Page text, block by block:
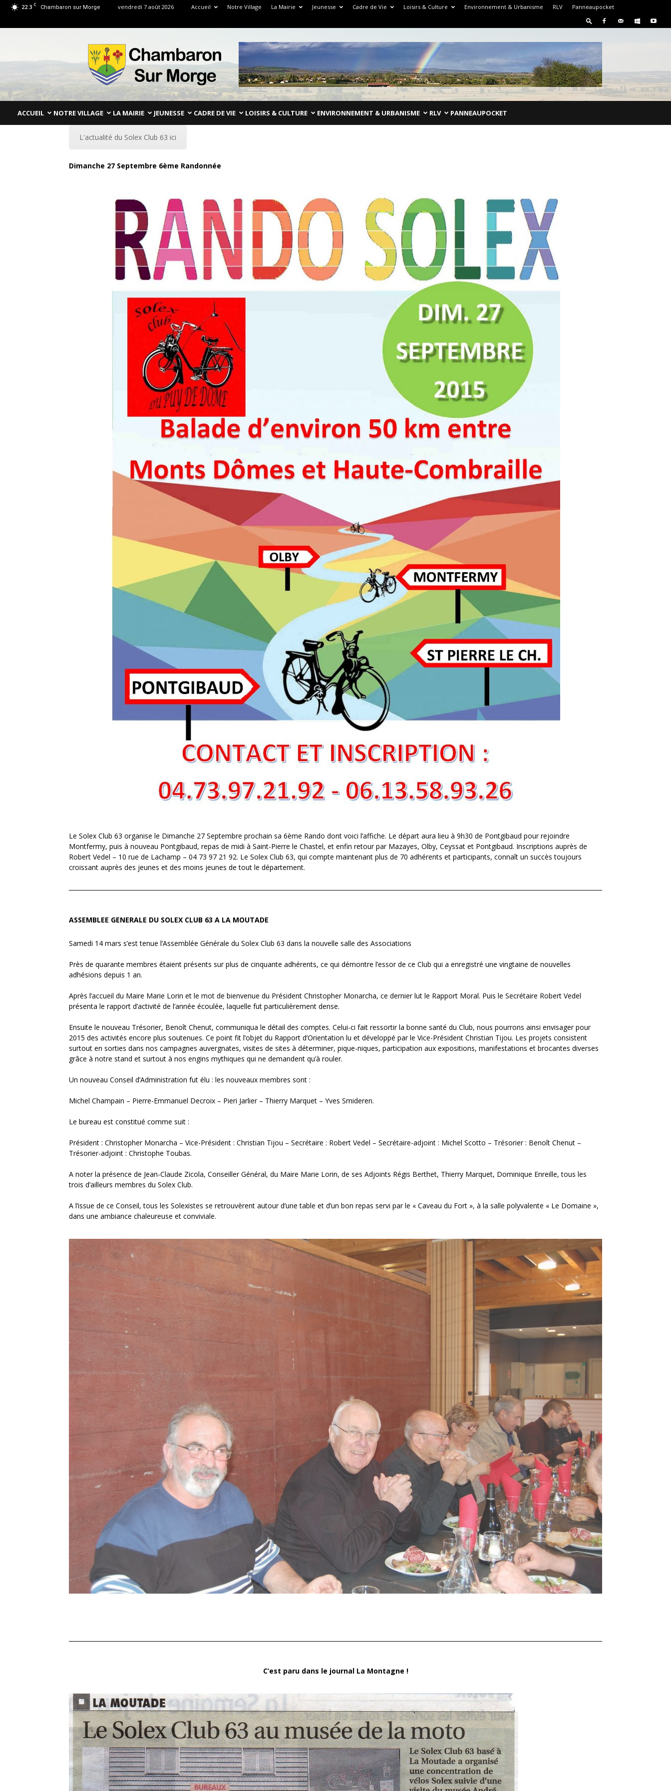
22.3 C Chambaron sur Morge vendredi 7 août 2026 Accueil Notre Village La Mairie Jeunesse Cadre de Vie Loisirs & Culture Environnement & Urbanisme RLV Panneaupocket
Mairie
de
Chambaron
Sur
Morge
Puy
de
ACCUEIL NOTRE VILLAGE LA MAIRIE JEUNESSE CADRE DE VIE LOISIRS & CULTURE ENVIRONNEMENT & URBANISME RLV PANNEAUPOCKET
L'actualité du Solex Club 63 ici
Dimanche 27 Septembre 6ème Randonnée
Le Solex Club 63 organise le Dimanche 27 Septembre prochain sa 6ème Rando dont voici l’affiche. Le départ aura lieu à 9h30 de Pontgibaud pour rejoindre
Montfermy, puis à nouveau Pontgibaud, repas de midi à Saint-Pierre le Chastel, et enfin retour par Mazayes, Olby, Ceyssat et Pontgibaud. Inscriptions auprès de
Robert Vedel – 10 rue de Lachamp – 04 73 97 21 92. Le Solex Club 63, qui compte maintenant plus de 70 adhérents et participants, connaît un succès toujours
croissant auprès des jeunes et des moins jeunes de tout le département.
ASSEMBLEE GENERALE DU SOLEX CLUB 63 A LA MOUTADE
Samedi 14 mars s’est tenue l’Assemblée Générale du Solex Club 63 dans la nouvelle salle des Associations
Près de quarante membres étaient présents sur plus de cinquante adhérents, ce qui démontre l’essor de ce Club qui a enregistré une vingtaine de nouvelles
adhésions depuis 1 an.
Après l’accueil du Maire Marie Lorin et le mot de bienvenue du Président Christopher Monarcha, ce dernier lut le Rapport Moral. Puis le Secrétaire Robert Vedel
présenta le rapport d’activité de l’année écoulée, laquelle fut particulièrement dense.
Ensuite le nouveau Trésorier, Benoît Chenut, communiqua le détail des comptes. Celui-ci fait ressortir la bonne santé du Club, nous pourrons ainsi envisager pour
2015 des activités encore plus soutenues. Ce point fit l’objet du Rapport d’Orientation lu et développé par le Vice-Président Christian Tijou. Les projets consistent
surtout en sorties dans nos campagnes auvergnates, visites de sites à déterminer, pique-niques, participation aux expositions, manifestations et brocantes diverses
grâce à notre stand et surtout à nos engins mythiques qui ne demandent qu’à rouler.
Un nouveau Conseil d’Administration fut élu : les nouveaux membres sont :
Michel Champain – Pierre-Emmanuel Decroix – Pieri Jarlier – Thierry Marquet – Yves Smideren.
Le bureau est constitué comme suit :
Président : Christopher Monarcha – Vice-Président : Christian Tijou – Secrétaire : Robert Vedel – Secrétaire-adjoint : Michel Scotto – Trésorier : Benoît Chenut –
Trésorier-adjoint : Christophe Toubas.
A noter la présence de Jean-Claude Zicola, Conseiller Général, du Maire Marie Lorin, de ses Adjoints Régis Berthet, Thierry Marquet, Dominique Enreille, tous les
trois d’ailleurs membres du Solex Club.
A l’issue de ce Conseil, tous les Solexistes se retrouvèrent autour d’une table et d’un bon repas servi par le « Caveau du Fort », à la salle polyvalente « Le Domaine »,
dans une ambiance chaleureuse et conviviale.
C’est paru dans le journal La Montagne !